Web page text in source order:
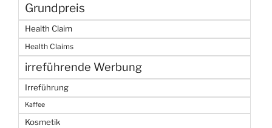
Grundpreis
Health Claim
Health Claims
irreführende Werbung
Irreführung
Kaffee
Kosmetik